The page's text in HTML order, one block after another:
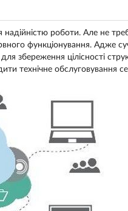
роботи. Але не
функціонування. Адже
збереження цілісності
технічне обслуговування